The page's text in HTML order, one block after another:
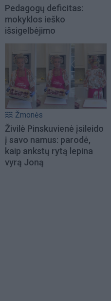
Pedagogų deficitas:
mokyklos ieško
išsigelbėjimo
Žmonės
Živilė Pinskuvienė įsileido
į savo namus: parodė,
kaip ankstų rytą lepina
vyrą Joną